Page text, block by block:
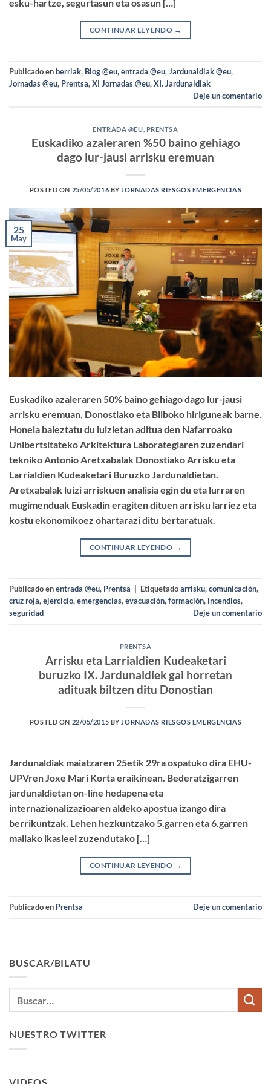
esku-hartze, segurtasun eta osasun […]
CONTINUAR LEYENDO →
Publicado enberriak, Blog @eu,entrada @eu,Jardunaldiak @eu,
Jornadas @eu, Prentsa,XI Jornadas @eu,XI. Jardunaldiak
Deje un comentario
ENTRADA @EU PRENTSA
Euskadiko azaleraren %50 baino gehiago
dago lur-jausi arrisku eremuan
POSTED ON 25/05/2016 BY JORNADAS RIESGOS EMERGENCIAS
25
May
Euskadiko azaleraren 50% baino gehiago dago lur-jausi
arrisku eremuan, Donostiako eta Bilboko hiriguneak barne.
Honela baieztatu du luizietan aditua den Nafarroako
Unibertsitateko Arkitektura Laborategiaren zuzendari
tekniko Antonio Aretxabalak Donostiako Arrisku eta
Larrialdien Kudeaketari Buruzko Jardunaldietan.
Aretxabalak luizi arriskuen analisia egin du eta lurraren
mugimenduak Euskadin eragiten dituen arrisku larriez eta
kostu ekonomikoez ohartarazi ditu bertaratuak.
CONTINUAR LEYENDO →
Publicado enentrada @eu, Prentsa Etiquetadoarrisku,comunicación,
cruz roja,ejercicio,emergencias,evacuación,formación,incendios,
seguridad
Deje un comentario
PRENTSA
Arrisku eta Larrialdien Kudeaketari
buruzko IX. Jardunaldiek gai horretan
adituak biltzen ditu Donostian
POSTED ON 22/05/2015 BY JORNADAS RIESGOS EMERGENCIAS
Jardunaldiak maiatzaren 25etik 29ra ospatuko dira EHU-
UPVren Joxe Mari Korta eraikinean. Bederatzigarren
jardunaldietan on-line hedapena eta
internazionalizazioaren aldeko apostua izango dira
berrikuntzak. Lehen hezkuntzako 5.garren eta 6.garren
mailako ikasleei zuzendutako […]
CONTINUAR LEYENDO →
Publicado en Prentsa Deje un comentario
BUSCAR/BILATU
NUESTRO TWITTER